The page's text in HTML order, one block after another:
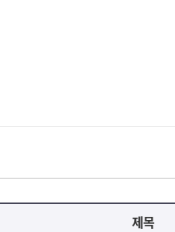
제목